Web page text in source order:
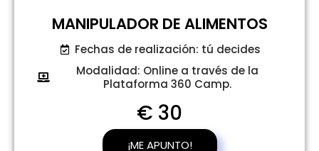
MANIPULADOR DE ALIMENTOS
Fechas de realización: tú decides
Modalidad: Online a través de la
Plataforma 360 Camp.
€ 30
¡ME APUNTO!